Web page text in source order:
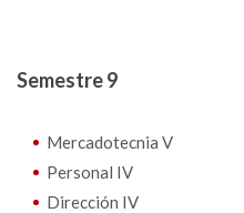
Semestre 9
Mercadotecnia V
Personal IV
Dirección IV